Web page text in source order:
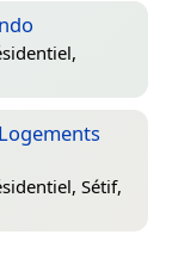
Sétif,